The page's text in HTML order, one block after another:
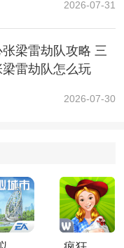
2026-07-31
梁雷劫队攻略 三
雷劫队怎么玩
2026-07-30